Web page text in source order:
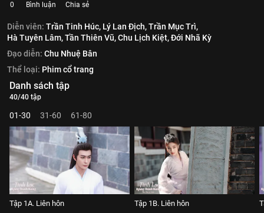
0 Bình luận Chia sẻ
Diễn viên: Trần Tinh Húc, Lý Lan Địch,Trần Mục Trì,
Hà Tuyên Lâm,Tần Thiên Vũ,Chu Lịch Kiệt,Đới Nhã Kỳ
Đạo diễn: Chu Nhuệ Bân
Thể loại: Phim cổ trang
Danh sách tập
40/40 tập
01-30 31-60 61-80
Tập 1A. Liên hôn Tập 1B. Liên hôn